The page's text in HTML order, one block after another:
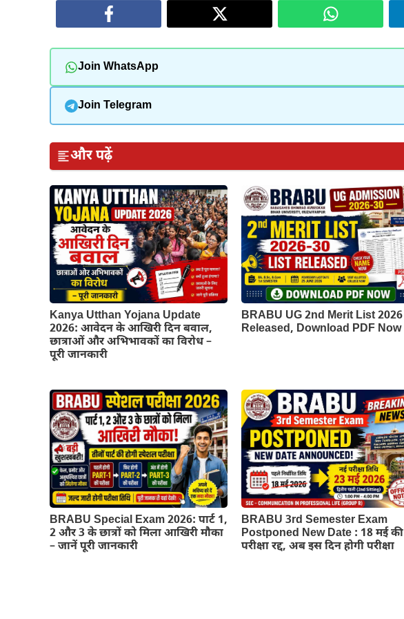
Join WhatsApp
Join Telegram
और पढ़ें
Kanya Utthan Yojana Update
2026: आवेदन के आखिरी दिन बवाल,
छात्राओं और अभिभावकों का विरोध –
पूरी जानकारी
BRABU UG 2nd Merit List 2026
Released, Download PDF Now
BRABU Special Exam 2026: पार्ट 1,
2 और 3 के छात्रों को मिला आखिरी मौका
– जानें पूरी जानकारी
BRABU 3rd Semester Exam
Postponed New Date : 18 मई की
परीक्षा रद्द, अब इस दिन होगी परीक्षा